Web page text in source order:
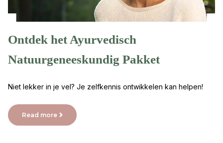
Ontdek het Ayurvedisch
Natuurgeneeskundig Pakket
Niet lekker in je vel? Je zelfkennis ontwikkelen kan helpen!
Read more